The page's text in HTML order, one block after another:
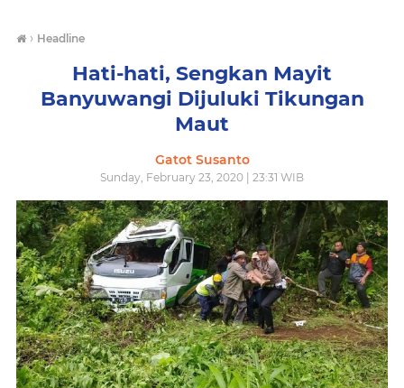
› Headline
Hati-hati, Sengkan Mayit
Banyuwangi Dijuluki Tikungan
Maut
Gatot Susanto
Sunday, February 23, 2020 | 23:31 WIB